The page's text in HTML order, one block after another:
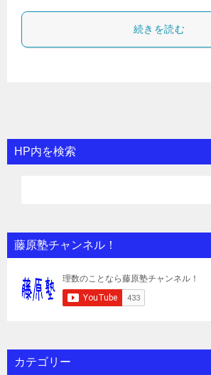
続きを読む
HP内を検索
藤原塾チャンネル！
カテゴリー